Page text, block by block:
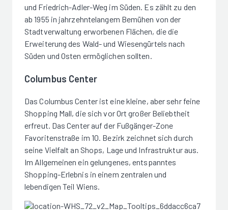
und Friedrich-Adler-Weg im Süden. Es zählt zu den
ab 1955 in jahrzehntelangem Bemühen von der
Stadtverwaltung erworbenen Flächen, die die
Erweiterung des Wald- und Wiesengürtels nach
Süden und Osten ermöglichen sollten.
Columbus Center
Das Columbus Center ist eine kleine, aber sehr feine
Shopping Mall, die sich vor Ort großer Beliebtheit
erfreut. Das Center auf der Fußgänger-Zone
Favoritenstraße im 10. Bezirk zeichnet sich durch
seine Vielfalt an Shops, Lage und Infrastruktur aus.
Im Allgemeinen ein gelungenes, entspanntes
Shopping-Erlebnis in einem zentralen und
lebendigen Teil Wiens.